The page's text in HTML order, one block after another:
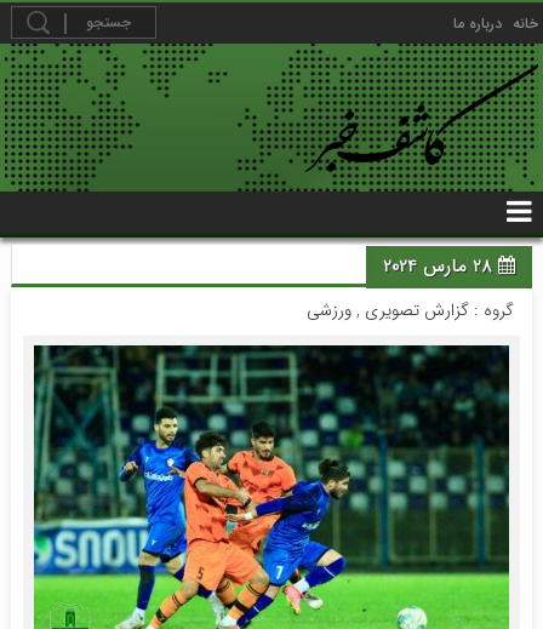
خانه درباره ما
28 مارس 2024
گروه :گزارش تصویری ,ورزشی